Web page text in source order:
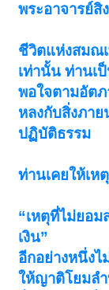
พระอาจารย์
ชีวิตแห่งสมณ
เท่านั้น ท่านเ
พอใจตามอัต
หลงกับสิ่งภาย
ปฏิบัติธรรม
ท่านเคยให้เห
“เหตุที่ไม่ยอม
เงิน”
อีกอย่างหนึ่งไ
ให้ญาติโยมลํ